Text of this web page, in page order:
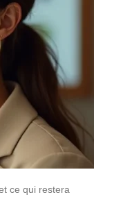
ce qui restera